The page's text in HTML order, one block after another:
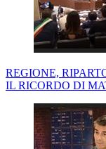
REGIONE,
IL RICORDO DI